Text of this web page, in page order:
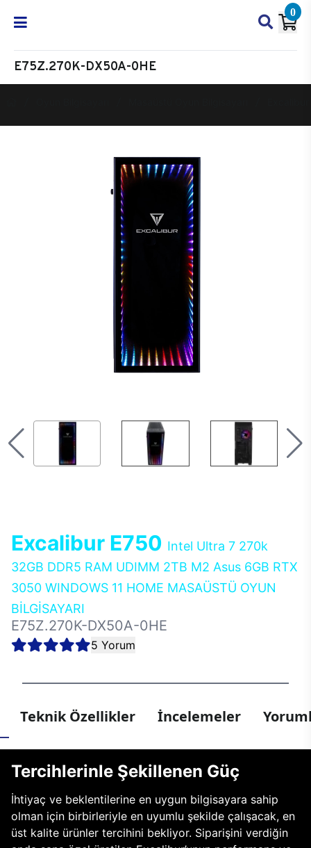
0
E75Z.270K-DX50A-0HE
Excalibur E750 Intel Ultra 7 270k
32GB DDR5 RAM UDIMM 2TB M2 Asus 6GB RTX
3050 WINDOWS 11 HOME MASAÜSTÜ OYUN
BİLGİSAYARI
E75Z.270K-DX50A-0HE
5 Yorum
Teknik Özellikler İncelemeler
Tercihlerinle Şekillenen Güç
İhtiyaç ve beklentilerine en uygun bilgisayara sahip
olman için birbirleriyle en uyumlu şekilde çalışacak, en
üst kalite ürünler tercihini bekliyor. Siparişini verdiğin